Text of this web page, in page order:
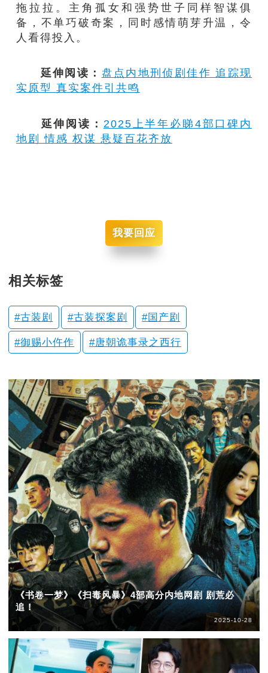
拖拉拉。主角孤女和强势世子同样智谋俱
备，不单巧破奇案，同时感情萌芽升温，令
人看得投入。
延伸阅读： 盘点内地刑侦剧佳作 追踪现
实原型 真实案件引共鸣
延伸阅读： 2025上半年必睇4部口碑内
地剧 情感 权谋 悬疑百花齐放
我要回应
相关标签
古装剧 古装探案剧 国产剧
御赐小仵作 唐朝诡事录之西行
《书卷一梦》《扫毒风暴》4部高分内地网剧 剧荒必
追！
2025-10-28